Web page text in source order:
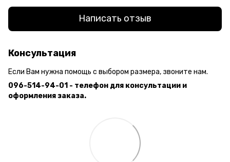
Написать отзыв
Консультация
Если Вам нужна помощь с выбором размера, звоните нам.
096-514-94-01 - телефон для консультации и
оформления заказа.